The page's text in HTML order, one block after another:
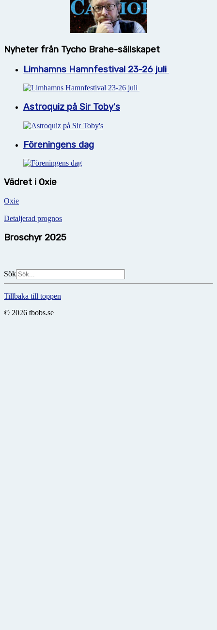
Nyheter från Tycho Brahe-sällskapet
Limhamns Hamnfestival 23-26 juli
Astroquiz på Sir Toby's
Föreningens dag
Vädret i Oxie
Oxie
Detaljerad prognos
Broschyr 2025
Sök
Tillbaka till toppen
© 2026 tbobs.se